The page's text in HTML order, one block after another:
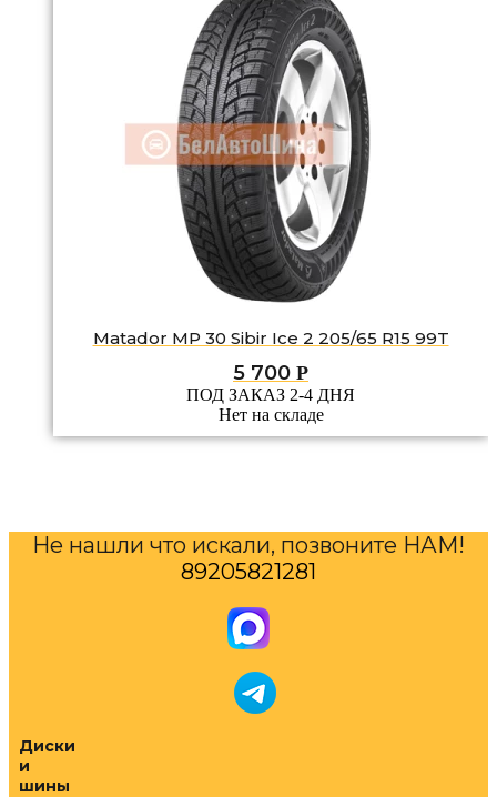
Matador MP 30 Sibir Ice 2 205/65 R15 99T
5 700 Р
ПОД ЗАКАЗ 2-4 ДНЯ
Нет на складе
Не нашли что искали, позвоните НАМ!
89205821281
Диски
и
шины